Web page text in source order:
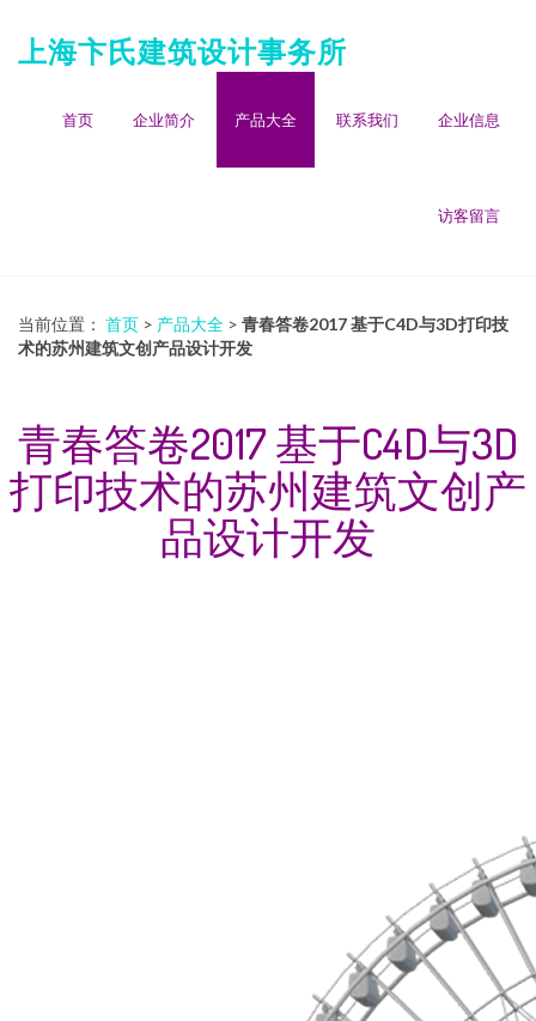
上海卞氏建筑设计事务所
首页 企业简介 产品大全 联系我们 企业信息
访客留言
当前位置： 首页 > 产品大全 > 青春答卷2017 基于C4D与3D打印技
术的苏州建筑文创产品设计开发
青春答卷2017 基于C4D与3D
打印技术的苏州建筑文创产
品设计开发